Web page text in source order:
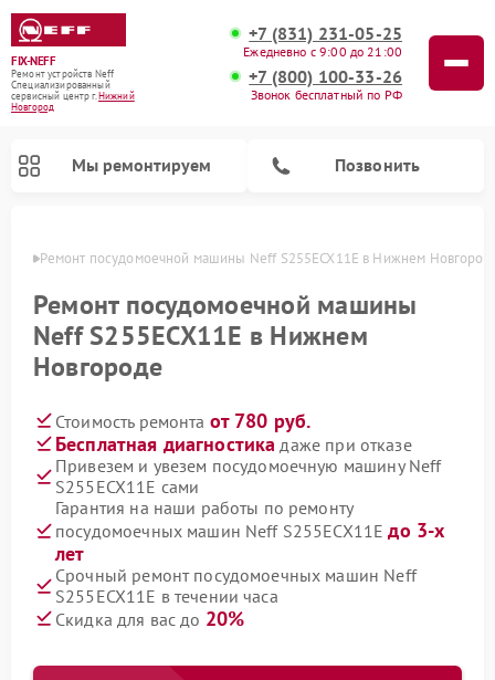
FIX-NEFF
Ремонт устройств Neff
Специализированный
cервисный центр г.Нижний
Новгород
+7 (831) 231-05-25
Ежедневно с 9:00 до 21:00
+7 (800) 100-33-26
Звонок бесплатный по РФ
Мы ремонтируем Позвонить
Ремонт посудомоечной машины Neff S255ECX11E в Нижнем
Ремонт посудомоечной машины
Neff S255ECX11E в Нижнем
Новгороде
Стоимость ремонта от 780 руб.
Бесплатная диагностика даже при отказе
Привезем и увезем посудомоечную машину Neff
S255ECX11E сами
Гарантия на наши работы по ремонту
посудомоечных машин Neff S255ECX11Eдо 3-х
лет
Срочный ремонт посудомоечных машин Neff
S255ECX11E в течении часа
Скидка для вас до 20%